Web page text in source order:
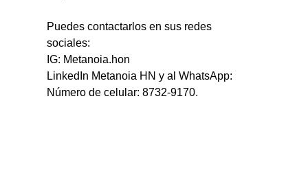
Puedes contactarlos en sus redes
sociales:
IG: Metanoia.hon
LinkedIn Metanoia HN y al WhatsApp:
Número de celular: 8732-9170.